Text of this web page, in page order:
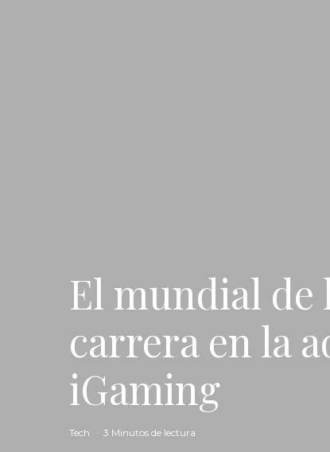
El mundial de
carrera en la
iGaming
Tech · 3 Minutos de lectura